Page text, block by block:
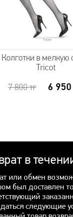
Колготки в мелкую
Tricot
7 800тг 6 950
в
или обмен
был доставлен
следующие